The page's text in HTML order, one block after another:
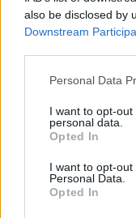
also be disclosed by
Downstream
Personal Data
I want to opt-
personal data.
Opted In
I want to opt-
Personal Data.
Opted In
Staran
1
UUTISET